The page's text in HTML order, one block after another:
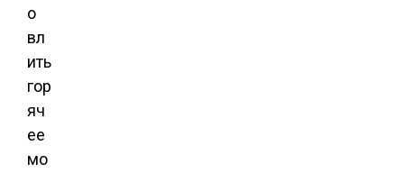
о
вл
ить
гор
яч
ее
мо